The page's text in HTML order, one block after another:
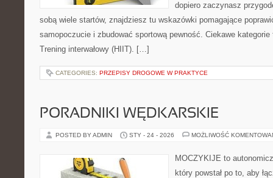
dopiero zaczynasz
sobą wiele startów, znajdziesz tu wskazówki pomagające
samopoczucie i zbudować sportową pewność. Ciekawe
Trening interwałowy (HIIT). […]
CATEGORIES: PRZEPISY DROGOWE W PRAKTYCE
PORADNIKI WĘDKARSKIE
POSTED BY ADMIN STY - 24 - 2026 MOŻLIWOŚĆ
MOCZYKIJE to
który powstał po to, aby